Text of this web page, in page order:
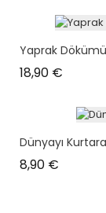
Yaprak
18,90 €
Dünyayı
8,90 €